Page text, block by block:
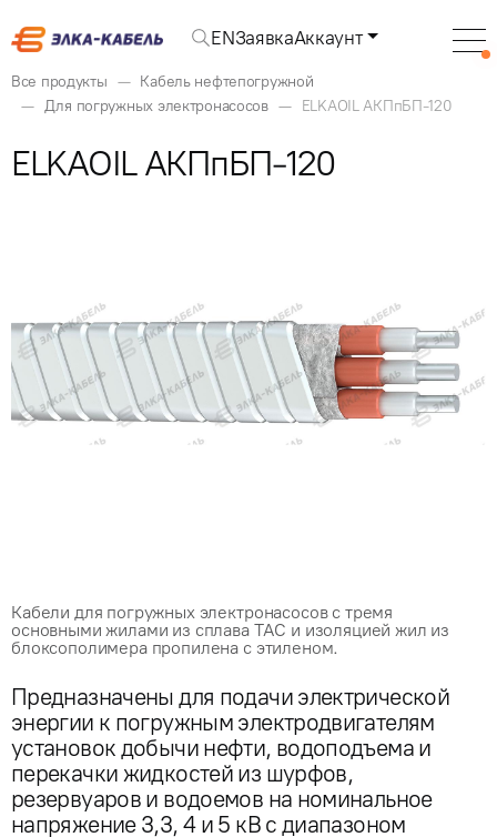
ENЗаявкаАккаунт
Все продукты
Кабель нефтепогружной
Для погружных электронасосов
ELKAOIL АКПпБП-120
Кабели для погружных электронасосов с тремя
основными жилами из сплава ТАС и изоляцией жил из
блоксополимера пропилена с этиленом.
Предназначены для подачи электрической
энергии к погружным электродвигателям
установок добычи нефти, водоподъема и
перекачки жидкостей из шурфов,
резервуаров и водоемов на номинальное
напряжение 3,3, 4 и 5 кВ с диапазоном
ELKAOIL АКПпБП-120